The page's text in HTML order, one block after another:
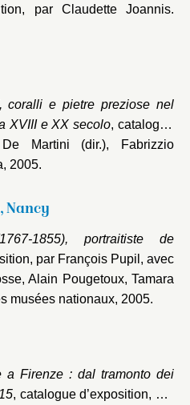
par Claudette Joannis.
coralli e pietre preziose nel
XVIII e XX secolo, catalogue
Martini (dir.), Fabrizzio
2005.
Nancy
1855), portraitiste de
par François Pupil, avec
Alain Pougetoux, Tamara
musées nationaux, 2005.
a Firenze : dal tramonto dei
, catalogue d’exposition, par